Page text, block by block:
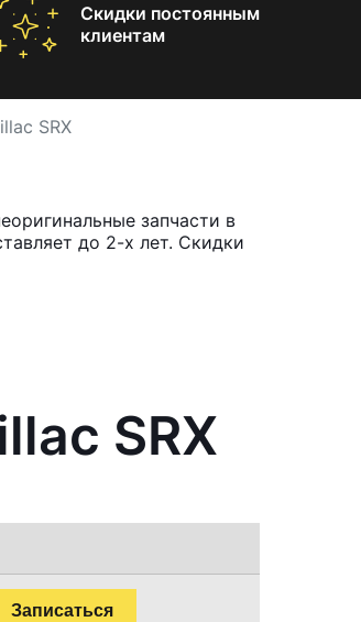
Скидки постоянным
клиентам
SRX
запчасти в
до 2-х лет. Скидки
SRX
Записаться